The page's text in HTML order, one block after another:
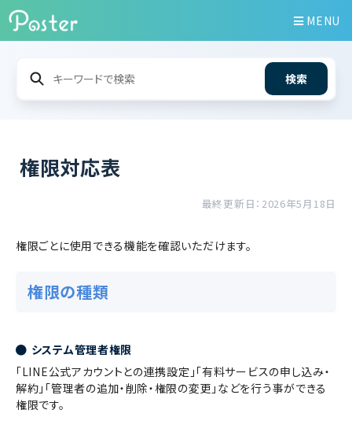
MENU
検索
権限対応表
最終更新日：2026年5月18日
権限ごとに使用できる機能を確認いただけます。
権限の種類
システム管理者権限
「LINE公式アカウントとの連携設定」「有料サービスの申し込み・
解約」「管理者の追加・削除・権限の変更」などを行う事ができる
権限です。